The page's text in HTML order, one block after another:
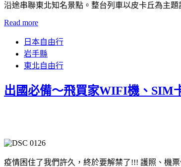
沿途串聯東北知名景點。整台列車以皮卡丘為主
Read more
日本自由行
岩手縣
東北自由行
出國必備～飛買家WIFI機、SIM
疫情困住了我們許久，終於要解禁了!!! 護照、機